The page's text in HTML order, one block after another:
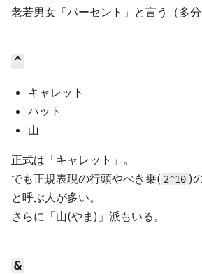
老若男女「パーセント」と言う（多分
^
キャレット
ハット
山
正式は「キャレット」。
でも正規表現の行頭やべき乗( 2^10 )
と呼ぶ人が多い。
さらに「山(やま)」派もいる。
&